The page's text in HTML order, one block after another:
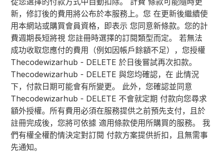
新，修訂後的費用將公布於本服務上。您 在更新後繼續使
用本網站或購買會員資格，即表示 您同意新條款。您的計
費週期長短將視 您註冊時選擇的訂閱類型而定。 若無法
成功收取您應付的費用（例如因帳戶餘額不足），您授權
Thecodewizarhub - DELETE 於日後嘗試再次扣款。
Thecodewizarhub - DELETE 與您均確認，在 此情況
下，付款日期可能會有所變更。 此外，您確認並同意
Thecodewizarhub - DELETE 不會就定期 付款向您尋求
額外授權。所有費用必須在服務提供之前預先支付，且於
註冊完成後，您將可依據 適用條款使用所購買的服務。 我
們有權全權酌情決定對訂閱 付款方案提供折扣，且無需事
先通知。